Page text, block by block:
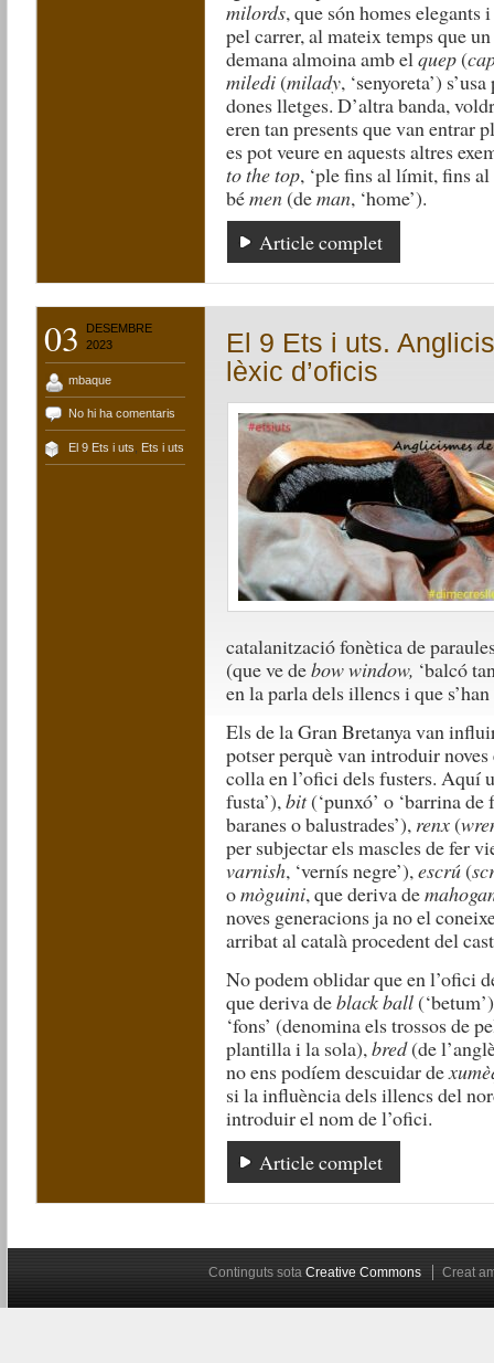
milords, que són homes
pel carrer, al mateix temps que
demana almoina amb elquep (
miledi (milady, ‘senyoreta’)
dones lletges. D’altra banda,
eren tan presents que van entrar
es pot veure en aquests altres
to the top, ‘ple fins al límit, fins
bémen (deman, ‘home’).
Article complet
03
DESEMBRE
2023
mbaque
No hi ha comentaris
El 9 Ets i uts Ets i uts
El 9 Ets i uts.
lèxic d’oficis
catalanització fonètica de
(que ve debow window, ‘balcó
en la parla dels illencs i que
Els de la Gran Bretanya van
potser perquè van introduir
colla en l’ofici dels fusters. Aquí
fusta’),bit(‘punxó’ o ‘barrina de
baranes o balustrades’), renx (
per subjectar els mascles de fer
varnish, ‘vernís negre’),escrú (
omòguini, que deriva de
noves generacions ja no el
arribat al català procedent del
No podem oblidar que en l’ofici
que deriva deblack ball
‘fons’ (denomina els trossos de
plantilla i la sola),bred(de
no ens podíem descuidar de
si la influència dels illencs del
introduir el nom de l’ofici.
Article complet
Continguts sotaCreative Commons Creat